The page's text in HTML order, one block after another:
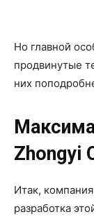
Но главной
продвинутые
них
Zhongyi
Итак,
разработка